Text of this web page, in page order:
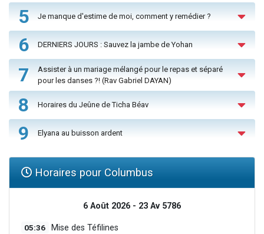
5 Je manque d'estime de moi, comment y remédier ?
6 DERNIERS JOURS : Sauvez la jambe de Yohan
7
Assister à un mariage mélangé pour le repas et séparé
pour les danses ?! (Rav Gabriel DAYAN)
8 Horaires du Jeûne de Ticha Béav
9 Elyana au buisson ardent
Horaires pour Columbus
6 Août 2026 - 23 Av 5786
05:36 Mise des Téfilines